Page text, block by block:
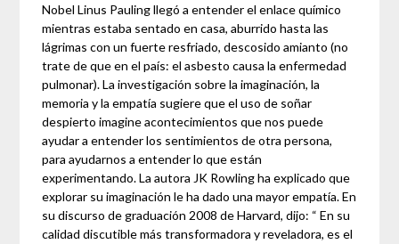
Nobel Linus Pauling llegó a entender el enlace químico
mientras estaba sentado en casa, aburrido hasta las
lágrimas con un fuerte resfriado, descosido amianto (no
trate de que en el país: el asbesto causa la enfermedad
pulmonar). La investigación sobre la imaginación, la
memoria y la empatía sugiere que el uso de soñar
despierto imagine acontecimientos que nos puede
ayudar a entender los sentimientos de otra persona,
para ayudarnos a entender lo que están
experimentando. La autora JK Rowling ha explicado que
explorar su imaginación le ha dado una mayor empatía. En
su discurso de graduación 2008 de Harvard, dijo: “ En su
calidad discutible más transformadora y reveladora, es el